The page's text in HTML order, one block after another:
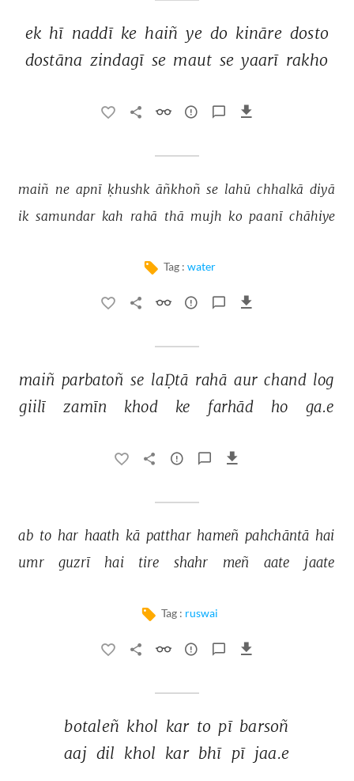
ek hī naddī ke haiñ ye do kināre dosto
dostāna zindagī se maut se yaarī rakho
maiñ ne apnī ḳhushk āñkhoñ se lahū chhalkā diyā
ik samundar kah rahā thā mujh ko paanī chāhiye
Tag : water
maiñ parbatoñ se laḌtā rahā aur chand log
giilī
zamīn khod ke farhād ho ga.e
ab to har haath kā patthar hameñ pahchāntā hai
umr
guzrī hai tire shahr meñ aate jaate
Tag : ruswai
botaleñ khol kar to pī barsoñ
aaj dil khol kar bhī pī jaa.e